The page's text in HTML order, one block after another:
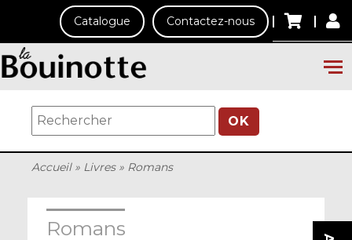
Catalogue Contactez-nous
OK
Accueil» Livres» Romans
Romans